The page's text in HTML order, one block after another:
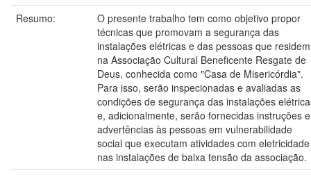
Resumo:
O presente trabalho tem como objetivo propor
técnicas que promovam a segurança das
instalações elétricas e das pessoas que residem
na Associação Cultural Beneficente Resgate de
Deus, conhecida como "Casa de Misericórdia".
Para isso, serão inspecionadas e avaliadas as
condições de segurança das instalações
e, adicionalmente, serão fornecidas instruções e
advertências às pessoas em vulnerabilidade
social que executam atividades com eletricidade
nas instalações de baixa tensão da associação.